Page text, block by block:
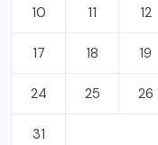
10 11 12
17 18 19
24 25 26
31